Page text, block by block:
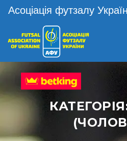
Асоціація футзалу